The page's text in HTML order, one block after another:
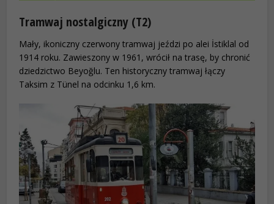
Tramwaj nostalgiczny (T2)
Mały, ikoniczny czerwony tramwaj jeździ po alei İstiklal od
1914 roku. Zawieszony w 1961, wrócił na trasę, by chronić
dziedzictwo Beyoğlu. Ten historyczny tramwaj łączy
Taksim z Tünel na odcinku 1,6 km.